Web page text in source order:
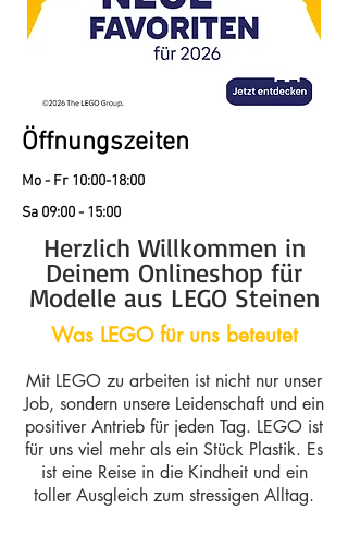
Öffnungszeiten
Mo - Fr 10:00-18:00
Sa 09:00 - 15:00
Herzlich Willkommen in
Deinem Onlineshop für
Modelle aus LEGO Steinen
Was LEGO für uns beteutet
Mit LEGO zu arbeiten ist nicht nur unser
Job, sondern unsere Leidenschaft und ein
positiver Antrieb für jeden Tag. LEGO ist
für uns viel mehr als ein Stück Plastik. Es
ist eine Reise in die Kindheit und ein
toller Ausgleich zum stressigen Alltag.